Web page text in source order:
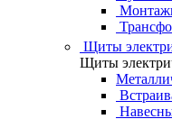
Щиты
Щиты